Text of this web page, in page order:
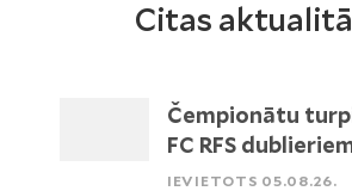
Citas
Čempionātu
FC RFS
IEVIETOTS 05.08.26.